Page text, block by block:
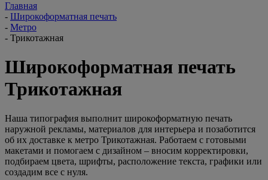
Главная
- Широкоформатная печать
- Метро
- Трикотажная
Широкоформатная печать
Трикотажная
Наша типография выполнит широкоформатную печать
наружной рекламы, материалов для интерьера и позаботится
об их доставке к метро Трикотажная. Работаем с готовыми
макетами и помогаем с дизайном – вносим корректировки,
подбираем цвета, шрифты, расположение текста, графики или
создадим все с нуля.